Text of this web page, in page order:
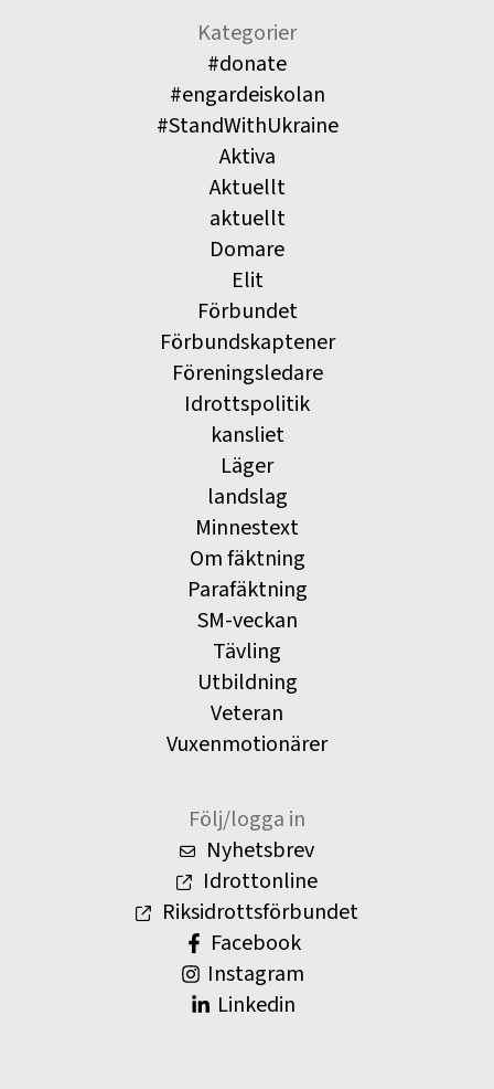
Kategorier
#donate
#engardeiskolan
#StandWithUkraine
Aktiva
Aktuellt
aktuellt
Domare
Elit
Förbundet
Förbundskaptener
Föreningsledare
Idrottspolitik
kansliet
Läger
landslag
Minnestext
Om fäktning
Parafäktning
SM-veckan
Tävling
Utbildning
Veteran
Vuxenmotionärer
Följ/logga in
Nyhetsbrev
Idrottonline
Riksidrottsförbundet
Facebook
Instagram
Linkedin